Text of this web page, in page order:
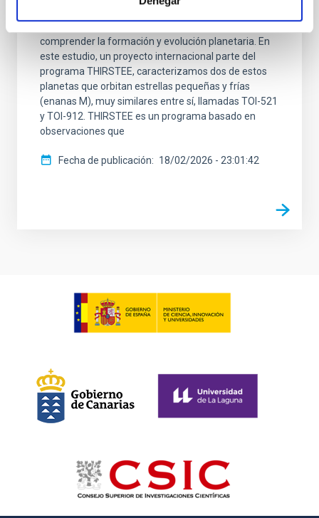
comprender la formación y evolución planetaria. En
este estudio, un proyecto internacional parte del
programa THIRSTEE, caracterizamos dos de estos
planetas que orbitan estrellas pequeñas y frías
(enanas M), muy similares entre sí, llamadas TOI-521
y TOI-912. THIRSTEE es un programa basado en
observaciones que
Fecha de publicación 18/02/2026 - 23:01:42